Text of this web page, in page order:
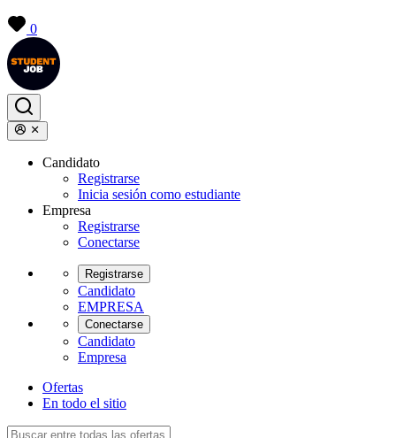
0
Candidato
Registrarse
Inicia sesión como estudiante
Empresa
Registrarse
Conectarse
Registrarse
Candidato
EMPRESA
Conectarse
Candidato
Empresa
Ofertas
En todo el sitio